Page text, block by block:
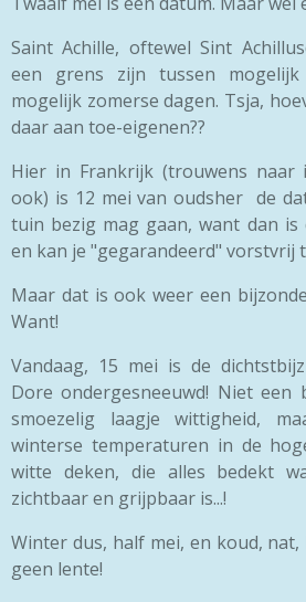
Saint Achille, oftewel Sint
een grens zijn tussen
mogelijk zomerse dagen. Tsja,
daar aan toe-eigenen??
Hier in Frankrijk (trouwens naar
ook) is 12 mei van oudsher de
tuin bezig mag gaan, want dan
en kan je "gegarandeerd" vorstvrij
Maar dat is ook weer een
Want!
Vandaag, 15 mei is de
Dore ondergesneeuwd! Niet een
smoezelig laagje wittigheid,
winterse temperaturen in de
witte deken, die alles bedekt
zichtbaar en grijpbaar is...!
Winter dus, half mei, en koud,
geen lente!